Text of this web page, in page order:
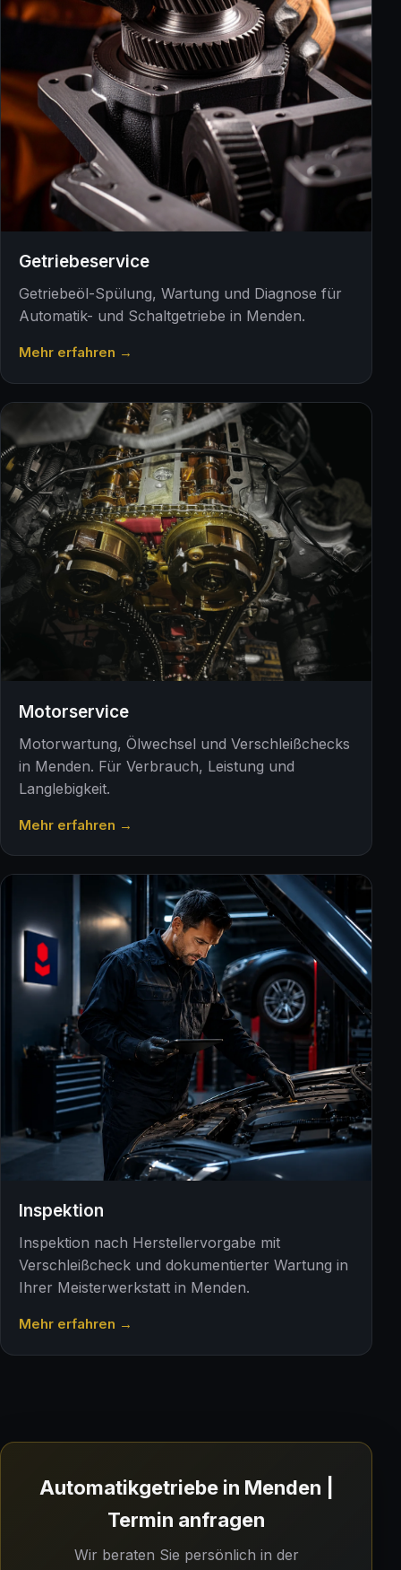
Getriebeservice
Getriebeöl-Spülung, Wartung und Diagnose für
Automatik- und Schaltgetriebe in Menden.
Mehr erfahren →
Motorservice
Motorwartung, Ölwechsel und Verschleißchecks
in Menden. Für Verbrauch, Leistung und
Langlebigkeit.
Mehr erfahren →
Inspektion
Inspektion nach Herstellervorgabe mit
Verschleißcheck und dokumentierter Wartung in
Ihrer Meisterwerkstatt in Menden.
Mehr erfahren →
Automatikgetriebe in Menden |
Termin anfragen
Wir beraten Sie persönlich in der